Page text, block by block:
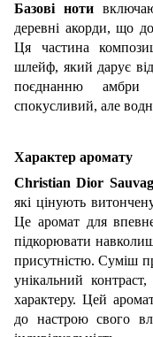
Базові ноти
деревні акорди, що
Ця частина
шлейф, який дарує
поєднанню амбри
спокусливий, але
Характер аромату
Christian Dior
які цінують
Це аромат для
підкорювати
присутністю. Суміш
унікальний
характеру. Цей
до настрою свого